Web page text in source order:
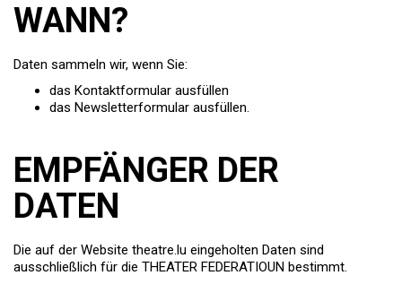
WANN?
Daten sammeln wir, wenn Sie:
das Kontaktformular ausfüllen
das Newsletterformular ausfüllen.
EMPFÄNGER DER
DATEN
Die auf der Website theatre.lu eingeholten Daten sind
ausschließlich für die THEATER FEDERATIOUN bestimmt.